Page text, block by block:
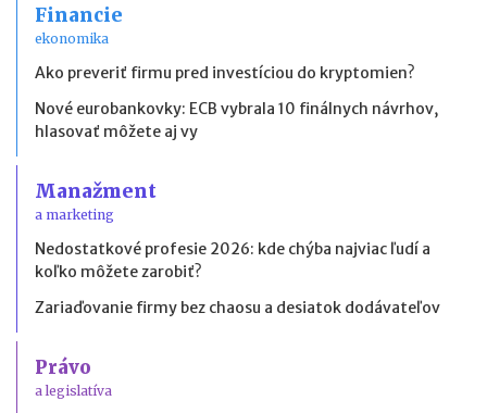
Financie
ekonomika
Ako preveriť firmu pred investíciou do kryptomien?
Nové eurobankovky: ECB vybrala 10 finálnych návrhov,
hlasovať môžete aj vy
Manažment
a marketing
Nedostatkové profesie 2026: kde chýba najviac ľudí a
koľko môžete zarobiť?
Zariaďovanie firmy bez chaosu a desiatok dodávateľov
Právo
a legislatíva